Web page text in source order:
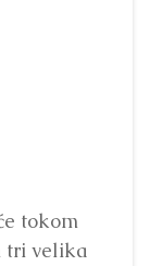
tokom
tri velika